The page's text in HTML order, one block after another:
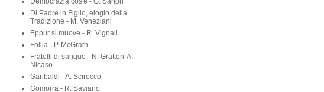
Che cos'è la politica - Arendt
Consigli a un guerriero
compassionevole - P. Chodron
Democrazia cos'è - G. Sartori
Di Padre in Figlio, elogio della
Tradizione - M. Veneziani
Eppur si muove - R. Vignali
Follia - P. McGrath